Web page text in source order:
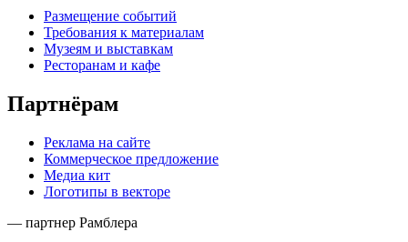
Размещение событий
Требования к материалам
Музеям и выставкам
Ресторанам и кафе
Партнёрам
Реклама на сайте
Коммерческое предложение
Медиа кит
Логотипы в векторе
— партнер Рамблера